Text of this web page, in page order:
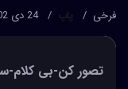
فرخی پاپ 24 دی 1402
تصور کن-بی کلام-